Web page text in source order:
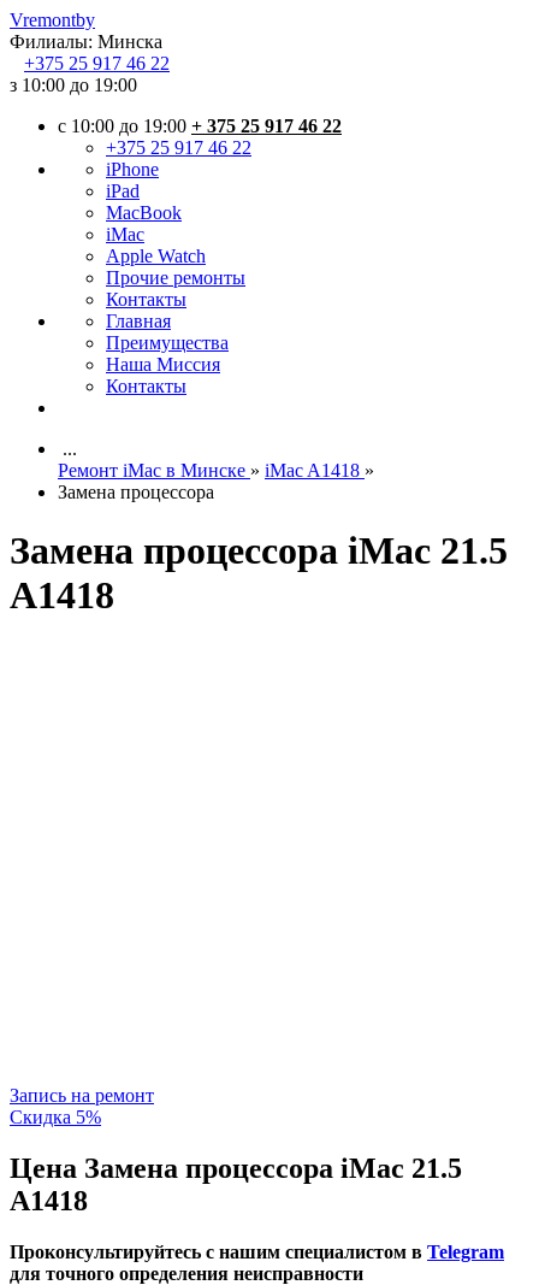
Vremontby
Филиалы: Минска
+375 25 917 46 22
з 10:00 до 19:00
c 10:00 до 19:00 + 375 25 917 46 22
+375 25 917 46 22
iPhone
iPad
MacBook
iMac
Apple Watch
Прочие ремонты
Контакты
Главная
Преимущества
Наша Миссия
Контакты
...
Ремонт iMac в Минске » iMac A1418 »
Замена процессора
Замена процессора iMac 21.5
A1418
Запись на ремонт
Скидка 5%
Цена Замена процессора iMac 21.5
A1418
Проконсультируйтесь с нашим специалистом в Telegram
для точного определения неисправности